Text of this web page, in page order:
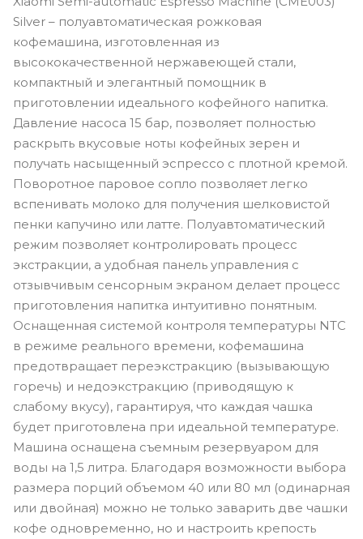
Silver – полуавтоматическая рожковая
кофемашина, изготовленная из
высококачественной нержавеющей стали,
компактный и элегантный помощник в
приготовлении идеального кофейного напитка.
Давление насоса 15 бар, позволяет полностью
раскрыть вкусовые ноты кофейных зерен и
получать насыщенный эспрессо с плотной кремой.
Поворотное паровое сопло позволяет легко
вспенивать молоко для получения шелковистой
пенки капучино или латте. Полуавтоматический
режим позволяет контролировать процесс
экстракции, а удобная панель управления с
отзывчивым сенсорным экраном делает процесс
приготовления напитка интуитивно понятным.
Оснащенная системой контроля температуры NTC
в режиме реального времени, кофемашина
предотвращает переэкстракцию (вызывающую
горечь) и недоэкстракцию (приводящую к
слабому вкусу), гарантируя, что каждая чашка
будет приготовлена при идеальной температуре.
Машина оснащена съемным резервуаром для
воды на 1,5 литра. Благодаря возможности выбора
размера порций объемом 40 или 80 мл (одинарная
или двойная) можно не только заварить две чашки
кофе одновременно, но и настроить крепость